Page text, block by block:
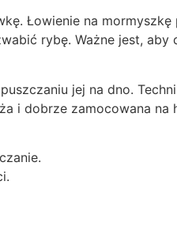
Łowienie na
rybę. Ważne jest, aby
jej na dno.
i dobrze zamocowana na